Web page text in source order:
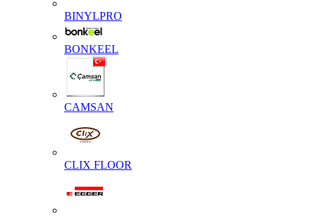
BINYLPRO
BONKEEL
CAMSAN
CLIX FLOOR